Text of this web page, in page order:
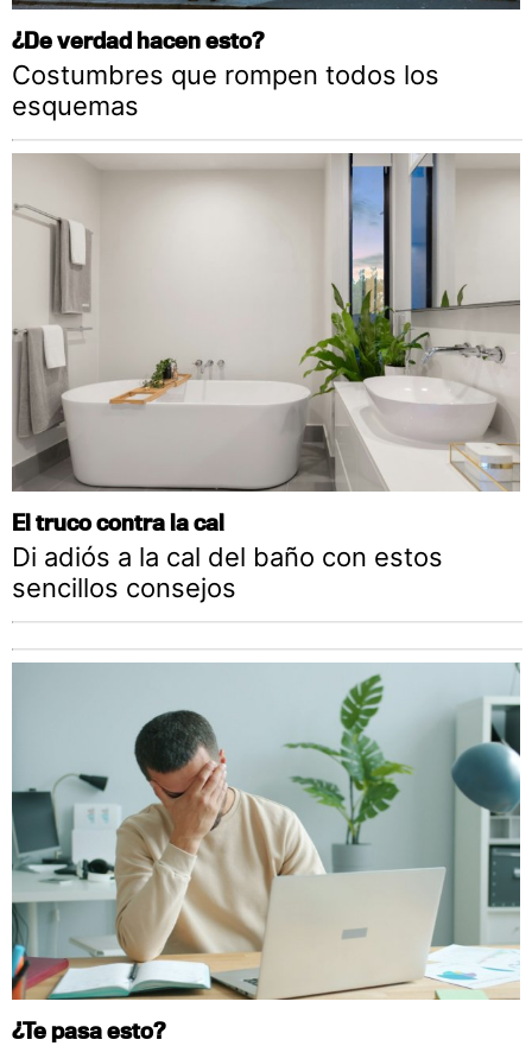
¿De verdad hacen esto?
Costumbres que rompen todos los
esquemas
El truco contra la cal
Di adiós a la cal del baño con estos
sencillos consejos
¿Te pasa esto?